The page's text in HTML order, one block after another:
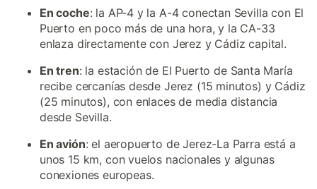
En coche: la AP-4 y la A-4 conectan Sevilla con El
Puerto en poco más de una hora, y la CA-33
enlaza directamente con Jerez y Cádiz capital.
En tren: la estación de El Puerto de Santa María
recibe cercanías desde Jerez (15 minutos) y Cádiz
(25 minutos), con enlaces de media distancia
desde Sevilla.
En avión: el aeropuerto de Jerez-La Parra está a
unos 15 km, con vuelos nacionales y algunas
conexiones europeas.